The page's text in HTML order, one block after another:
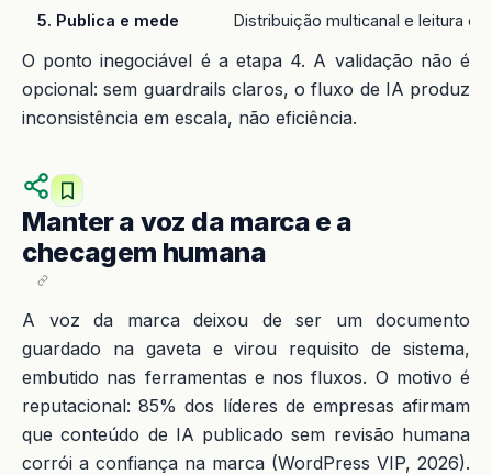
5. Publica e mede Distribuição multicanal e leitura
O ponto inegociável é a etapa 4. A validação não é
opcional: sem guardrails claros, o fluxo de IA produz
inconsistência em escala, não eficiência.
Manter a voz da marca e a
checagem humana
A voz da marca deixou de ser um documento
guardado na gaveta e virou requisito de sistema,
embutido nas ferramentas e nos fluxos. O motivo é
reputacional: 85% dos líderes de empresas afirmam
que conteúdo de IA publicado sem revisão humana
corrói a confiança na marca (WordPress VIP, 2026).